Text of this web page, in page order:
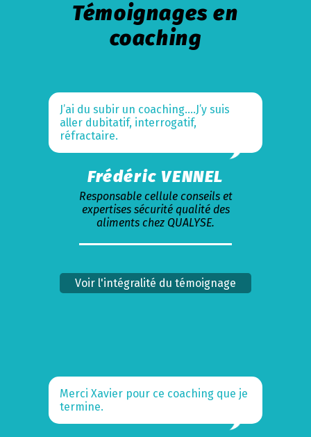
Témoignages en
coaching
J’ai du subir un coaching….J’y suis
aller dubitatif, interrogatif,
réfractaire.
Frédéric VENNEL
Responsable cellule conseils et
expertises sécurité qualité des
aliments chez QUALYSE.
Voir l'intégralité du témoignage
Merci Xavier pour ce coaching que je
termine.